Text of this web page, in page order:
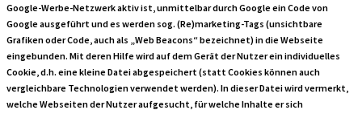
Google-Werbe-Netzwerk aktiv ist, unmittelbar durch Google ein Code von
Google ausgeführt und es werden sog. (Re)marketing-Tags (unsichtbare
Grafiken oder Code, auch als „Web Beacons“ bezeichnet) in die Webseite
eingebunden. Mit deren Hilfe wird auf dem Gerät der Nutzer ein individuelles
Cookie, d.h. eine kleine Datei abgespeichert (statt Cookies können auch
vergleichbare Technologien verwendet werden). In dieser Datei wird vermerkt,
welche Webseiten der Nutzer aufgesucht, für welche Inhalte er sich